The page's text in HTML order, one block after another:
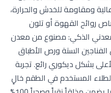
ومقاومة للخدش والحرارة،
روائح القهوة أو تلون
الذكي: مصنوع من معدن
الستة ورص الأطباق
بشكل ديكوري رائع. تجربة
المستخدم في الطقم خالٍ